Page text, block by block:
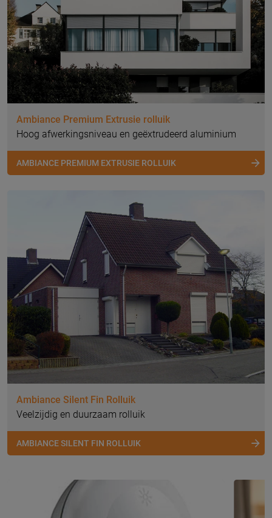
Ambiance Premium Extrusie rolluik
Hoog afwerkingsniveau en geëxtrudeerd aluminium
AMBIANCE PREMIUM EXTRUSIE ROLLUIK
Ambiance Silent Fin Rolluik
Veelzijdig en duurzaam rolluik
AMBIANCE SILENT FIN ROLLUIK